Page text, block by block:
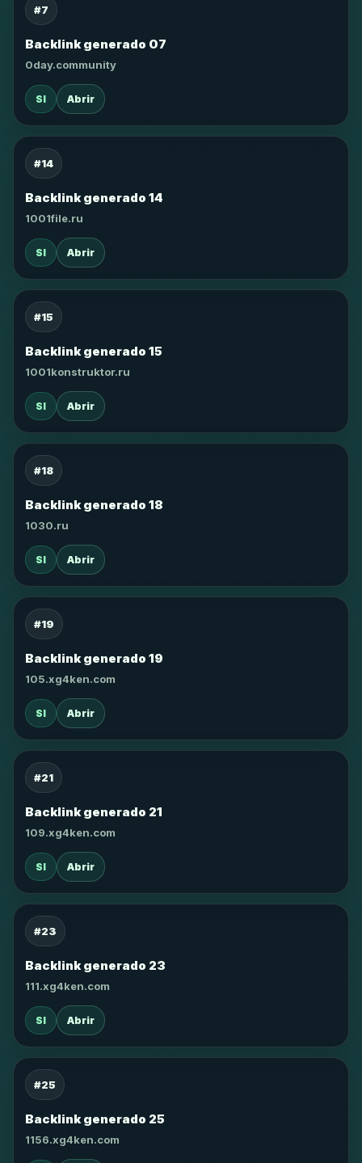
#7
Backlink generado 07
0day.community
SI Abrir
#14
Backlink generado 14
1001file.ru
SI Abrir
#15
Backlink generado 15
1001konstruktor.ru
SI Abrir
#18
Backlink generado 18
1030.ru
SI Abrir
#19
Backlink generado 19
105.xg4ken.com
SI Abrir
#21
Backlink generado 21
109.xg4ken.com
SI Abrir
#23
Backlink generado 23
111.xg4ken.com
SI Abrir
#25
Backlink generado 25
1156.xg4ken.com